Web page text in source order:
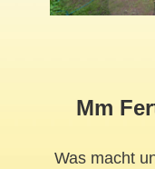
Mm
Was macht